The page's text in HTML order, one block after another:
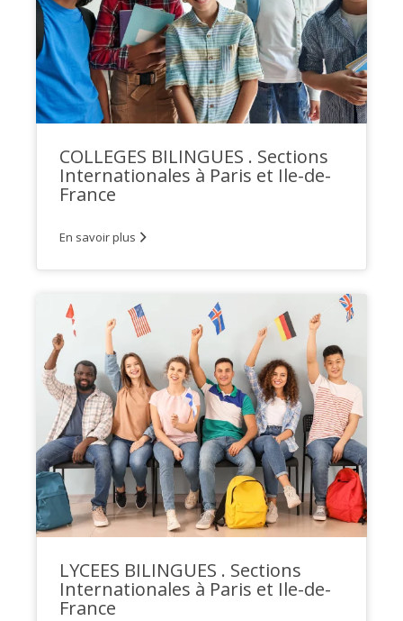
COLLEGES BILINGUES . Sections
Internationales à Paris et Ile-de-
France
En savoir plus
LYCEES BILINGUES . Sections
Internationales à Paris et Ile-de-
France